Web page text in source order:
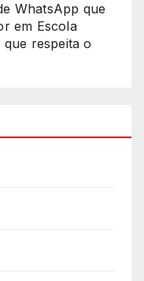
WhatsApp que
em Escola
respeita o